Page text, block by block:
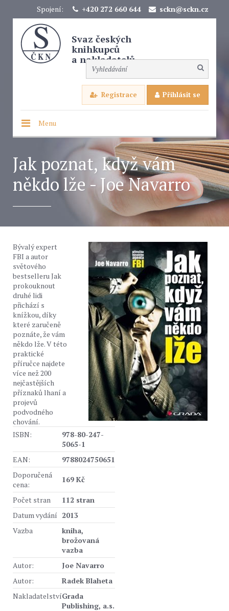
Spojení: +420 272 660 644 sckn@sckn.cz
Svaz českých
knihkupců
a nakladatelů
Registrace Přihlásit se
Menu
Jak poznat, když vám
někdo lže - Joe Navarro
Bývalý expert
FBI a autor
světového
bestselleru Jak
prokouknout
druhé lidi
přichází s
knížkou, díky
které zaručeně
poznáte, že vám
někdo lže. V této
praktické
příručce najdete
více než 200
nejčastějších
příznaků lhaní a
projevů
podvodného
chování.
ISBN:
978-80-247-
5065-1
EAN:
9788024750651
Doporučená
cena:
169 Kč
Počet stran
112 stran
Datum vydání 2013
Vazba
kniha,
brožovaná
vazba
Autor:
Joe Navarro
Autor:
Radek Blaheta
NakladatelstvíGrada
Publishing, a.s.